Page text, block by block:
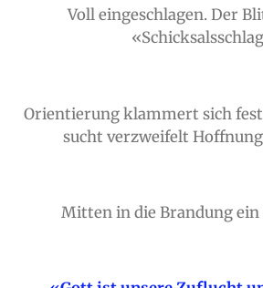
Voll eingeschlagen. Der
Orientierung klammert sich
sucht verzweifelt
Mitten in die Brandung ein